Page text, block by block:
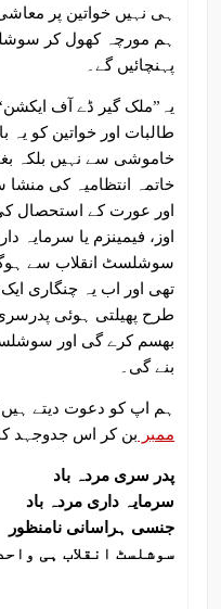
ہی نہیں خواتین پر
ہم مورچہ کھول کر
پہنچائیں گے۔
یہ”ملک گیر ڈے آف
طالبات اور خواتین کو یہ
خاموشی سے نہیں بلکہ
خاتمہ انتظامیہ کی منشا
اور عورت کے استحصال
اوز، فیمینزم یا سرمایہ
سوشلسٹ انقلاب سے
تھی اور اب یہ چنگاری
طرح پھیلتی ہوئی
بھسم کرے گی اور
بنے گی۔
ہم اپ کو دعوت دیتے ہیں
ممبر بن کر اس جدوجہد
پدر سری مردہ باد
سرمایہ داری مردہ باد
جنسی ہراسانی نامنظور
سوشلسٹ انقلاب ہی